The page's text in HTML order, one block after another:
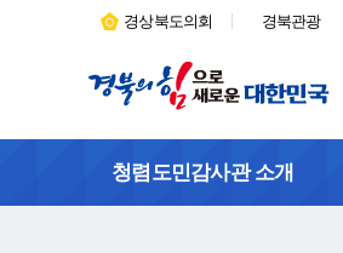
경상북도의회 경북관광
청렴도민감사관 소개